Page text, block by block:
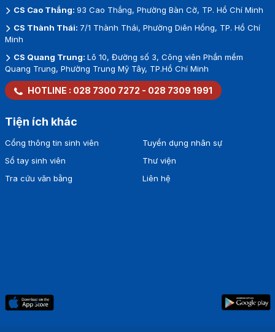
CS Cao Thắng: 93 Cao Thắng, Phường Bàn Cờ, TP. Hồ Chí Minh
CS Thành Thái: 7/1 Thành Thái, Phường Diên Hồng, TP. Hồ Chí
Minh
CS Quang Trung: Lô 10, Đường số 3, Công viên Phần mềm
Quang Trung, Phường Trung Mỹ Tây, TP.Hồ Chí Minh
HOTLINE : 028 7300 7272 - 028 7309 1991
Tiện ích khác
Cổng thông tin sinh viên
Sổ tay sinh viên
Tra cứu văn bằng
Tuyển dụng nhân sự
Thư viện
Liên hệ